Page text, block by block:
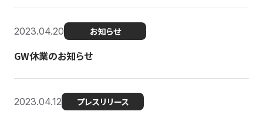
2023.04.20 お知らせ
GW休業のお知らせ
2023.04.12 プレスリリース